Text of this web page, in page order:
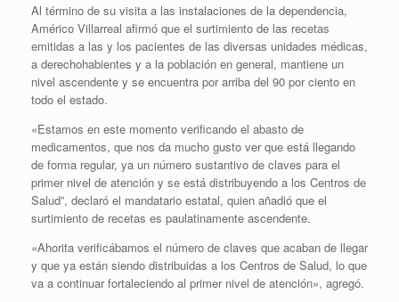
Al término de su visita a las instalaciones de la dependencia,
Américo Villarreal afirmó que el surtimiento de las recetas
emitidas a las y los pacientes de las diversas unidades médicas,
a derechohabientes y a la población en general, mantiene un
nivel ascendente y se encuentra por arriba del 90 por ciento en
todo el estado.
«Estamos en este momento verificando el abasto de
medicamentos, que nos da mucho gusto ver que está llegando
de forma regular, ya un número sustantivo de claves para el
primer nivel de atención y se está distribuyendo a los Centros de
Salud”, declaró el mandatario estatal, quien añadió que el
surtimiento de recetas es paulatinamente ascendente.
«Ahorita verificábamos el número de claves que acaban de llegar
y que ya están siendo distribuidas a los Centros de Salud, lo que
va a continuar fortaleciendo al primer nivel de atención», agregó.